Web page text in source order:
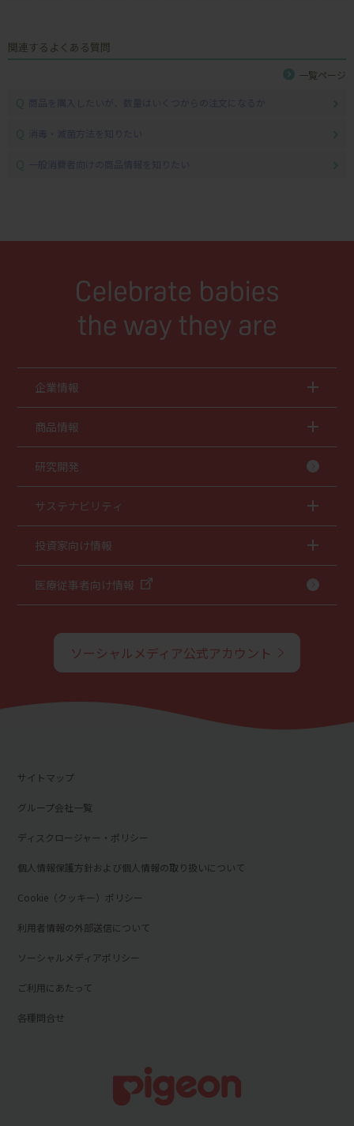
関連するよくある質問
一覧ページ
Q
Q
Q
企業情報
商品情報
研究開発
サステナビリティ
投資家向け情報
医療従事者向け情報
ソーシャルメディア公式アカウント
サイトマップ
グループ会社一覧
ディスクロージャー・ポリシー
個人情報保護方針および個人情報の取り扱いについて
Cookie（クッキー）ポリシー
利用者情報の外部送信について
ソーシャルメディアポリシー
ご利用にあたって
各種問合せ